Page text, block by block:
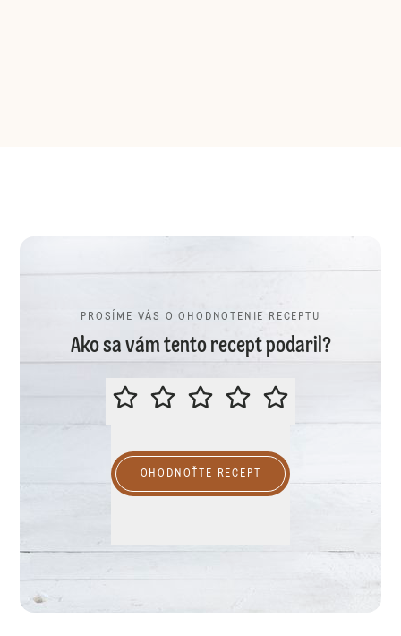
PROSÍME VÁS O OHODNOTENIE RECEPTU
Ako sa vám tento recept podaril?
PROSÍME VÁS O OHODNOTENIE
OHODNOŤTE RECEPT